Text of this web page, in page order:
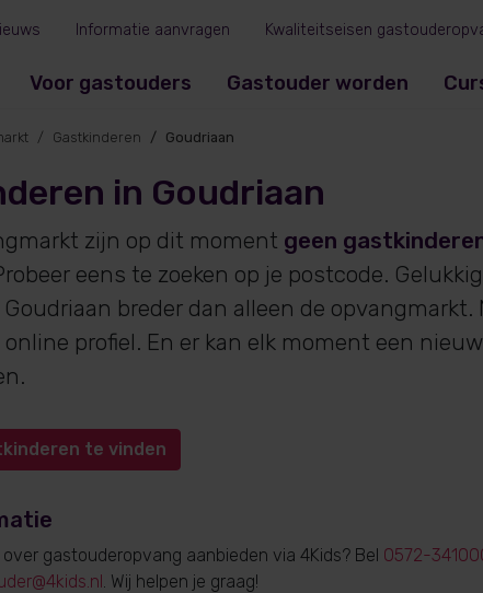
Voor gastouders Gastouder worden
Informatie aanvragen Kwaliteitseisen
Gastkinderen Goudriaan
in Goudriaan
zijn op dit moment geen
eens te zoeken op je postcode.
breder dan alleen de opvangmarkt.
profiel. En er kan elk moment een
te vinden
gastouderopvang aanbieden via 4Kids? Bel 0572-
. Wij helpen je graag!